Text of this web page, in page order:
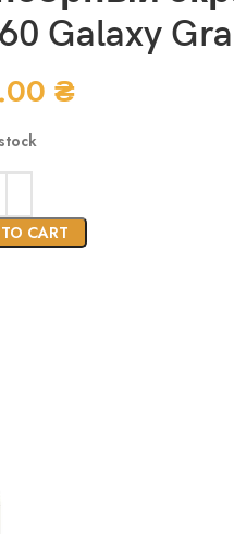
Galaxy
₴
CART